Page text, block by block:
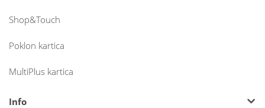
Shop&Touch
Poklon kartica
MultiPlus kartica
Info